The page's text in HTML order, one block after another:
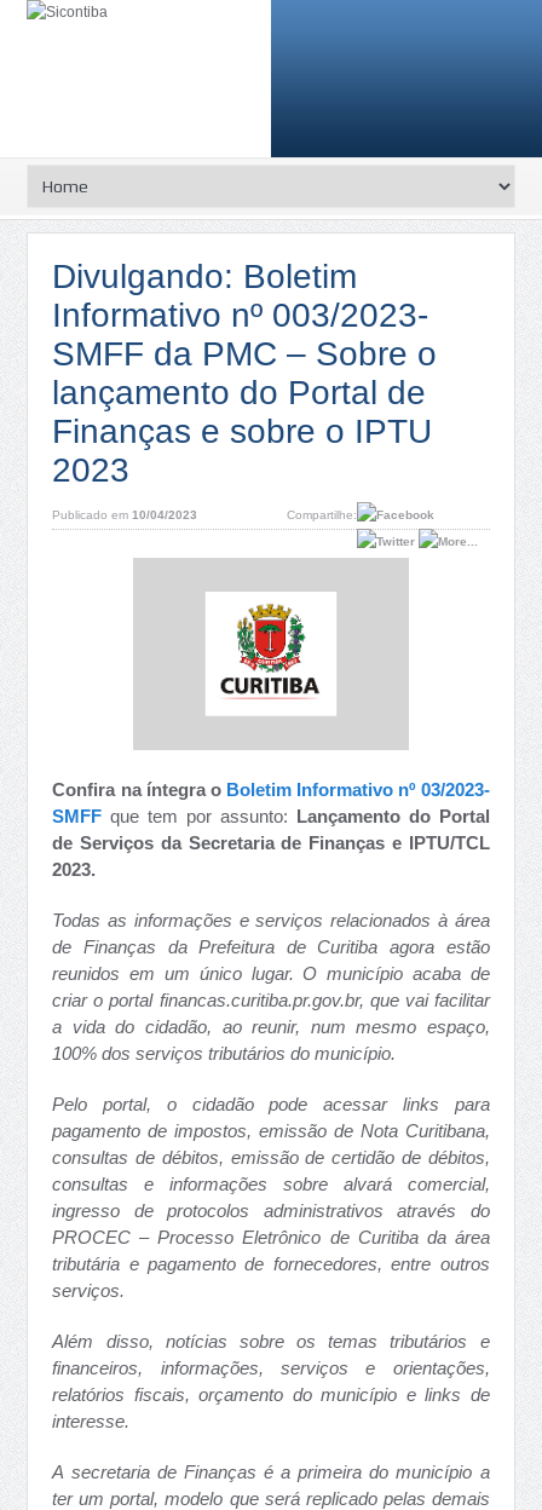
Divulgando: Boletim
Informativo nº 003/2023-
SMFF da PMC – Sobre o
lançamento do Portal de
Finanças e sobre o IPTU
2023
Publicado em10/04/2023 Compartilhe:
Confira na íntegra o Boletim Informativo nº 03/2023-
SMFF que tem por assunto: Lançamento do Portal
de Serviços da Secretaria de Finanças e IPTU/TCL
2023.
Todas as informações e serviços relacionados à área
de Finanças da Prefeitura de Curitiba agora estão
reunidos em um único lugar. O município acaba de
criar o portal financas.curitiba.pr.gov.br, que vai facilitar
a vida do cidadão, ao reunir, num mesmo espaço,
100% dos serviços tributários do município.
Pelo portal, o cidadão pode acessar links para
pagamento de impostos, emissão de Nota Curitibana,
consultas de débitos, emissão de certidão de débitos,
consultas e informações sobre alvará comercial,
ingresso de protocolos administrativos através do
PROCEC – Processo Eletrônico de Curitiba da área
tributária e pagamento de fornecedores, entre outros
serviços.
Além disso, notícias sobre os temas tributários e
financeiros, informações, serviços e orientações,
relatórios fiscais, orçamento do município e links de
interesse.
A secretaria de Finanças é a primeira do município a
ter um portal, modelo que será replicado pelas demais